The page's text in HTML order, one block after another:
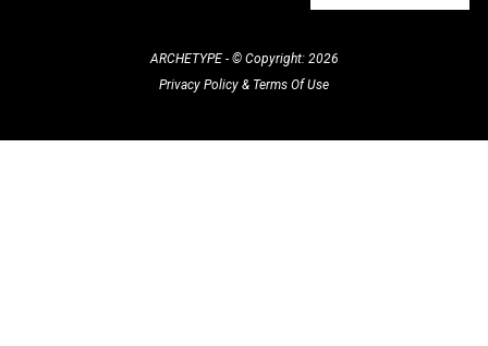
ARCHETYPE - © Copyright: 2026
Privacy Policy & Terms Of Use